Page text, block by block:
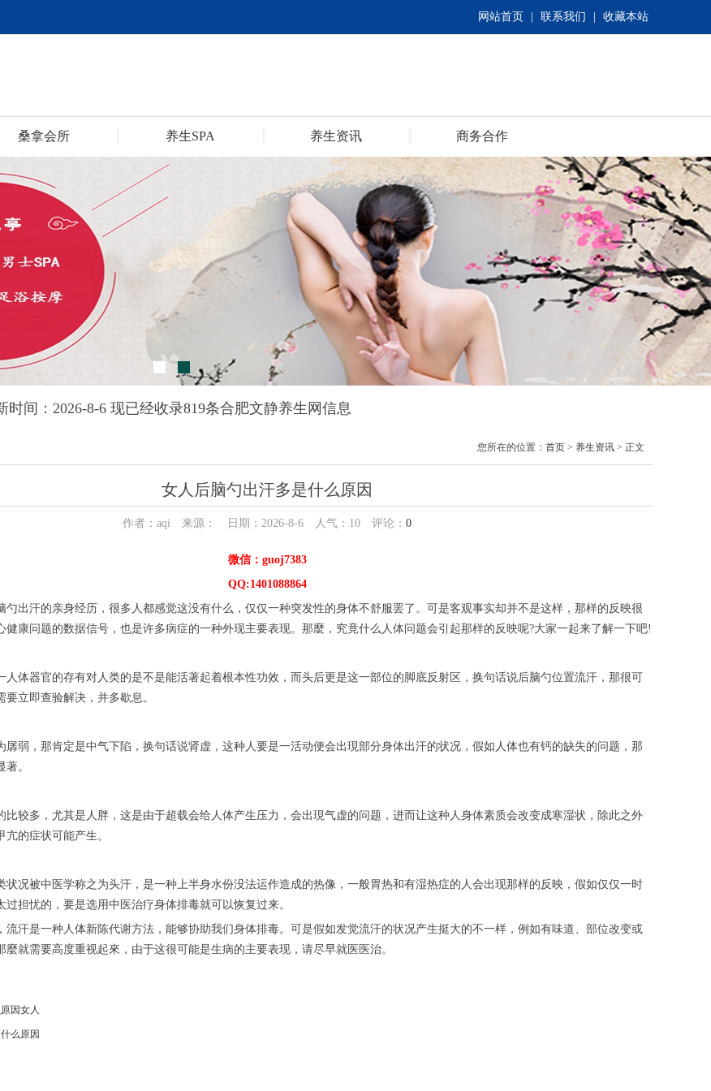
网站首页 联系我们 收藏本站
桑拿会所 养生SPA 养生资讯 商务合作
时间：2026-8-6 现已经收录819条合肥文静养生网信息
您所在的位置： 首页 > 养生资讯 > 正文
女人后脑勺出汗多是什么原因
作者：aqi 来源： 日期：2026-8-6 人气： 10 评论： 0
微信：guoj7383
QQ:1401088864
勺出汗的亲身经历，很多人都感觉这没有什么，仅仅一种突发性的身体不舒服罢了。可是客观事实却并不是这样，那样的反映很
健康问题的数据信号，也是许多病症的一种外现主要表现。那麼，究竟什么人体问题会引起那样的反映呢?大家一起来了解一下吧!
人体器官的存有对人类的是不是能活著起着根本性功效，而头后更是这一部位的脚底反射区，换句话说后脑勺位置流汗，那很可
立即查验解决，并多歇息。
孱弱，那肯定是中气下陷，换句话说肾虚，这种人要是一活动便会出現部分身体出汗的状况，假如人体也有钙的缺失的问题，那
。
比较多，尤其是人胖，这是由于超载会给人体产生压力，会出現气虚的问题，进而让这种人身体素质会改变成寒湿状，除此之外
的症状可能产生。
状况被中医学称之为头汗，是一种上半身水份没法运作造成的热像，一般胃热和有湿热症的人会出现那样的反映，假如仅仅一时
过担忧的，要是选用中医治疗身体排毒就可以恢复过来。
流汗是一种人体新陈代谢方法，能够协助我们身体排毒。可是假如发觉流汗的状况产生挺大的不一样，例如有味道、部位改变或
麼就需要高度重视起來，由于这很可能是生病的主要表现，请尽早就医医治。
因女人
么原因